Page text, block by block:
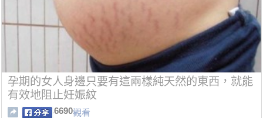
孕期的女人身邊只要有這兩樣純天然的東西，就能
有效地阻止妊娠紋
6690觀看